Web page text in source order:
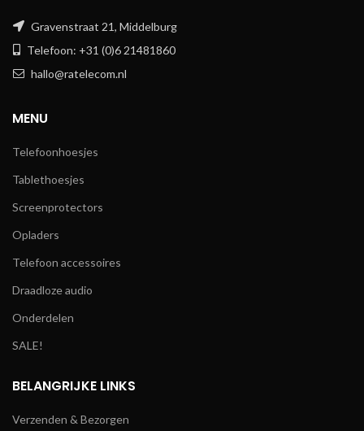
Gravenstraat 21, Middelburg
Telefoon: +31 (0)6 21481860
hallo@ratelecom.nl
MENU
Telefoonhoesjes
Tablethoesjes
Screenprotectors
Opladers
Telefoon accessoires
Draadloze audio
Onderdelen
SALE!
BELANGRIJKE LINKS
Verzenden & Bezorgen